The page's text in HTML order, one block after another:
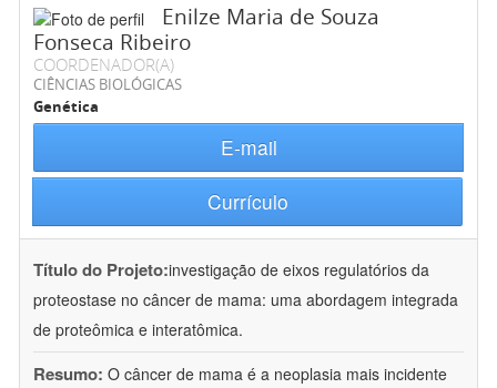
Enilze Maria de Souza
Fonseca Ribeiro
COORDENADOR(A)
CIÊNCIAS BIOLÓGICAS
Genética
E-mail
Currículo
Título do Projeto:investigação de eixos regulatórios da
proteostase no câncer de mama: uma abordagem integrada
de proteômica e interatômica.
Resumo: O câncer de mama é a neoplasia mais incidente